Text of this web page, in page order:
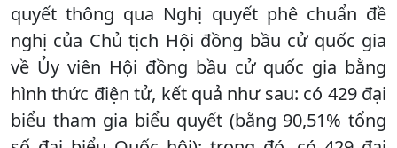
quyết thông qua Nghị quyết phê chuẩn đề
nghị của Chủ tịch Hội đồng bầu cử quốc gia
về Ủy viên Hội đồng bầu cử quốc gia bằng
hình thức điện tử, kết quả như sau: có 429 đại
biểu tham gia biểu quyết (bằng 90,51% tổng